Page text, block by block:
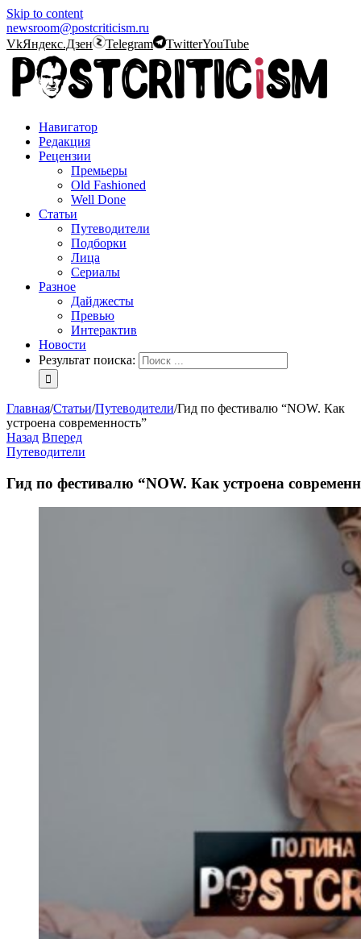
Skip to content
newsroom@postcriticism.ru
VkЯндекс.Дзен Telegram TwitterYouTube
Навигатор
Редакция
Рецензии
Премьеры
Old Fashioned
Well Done
Статьи
Путеводители
Подборки
Лица
Сериалы
Разное
Дайджесты
Превью
Интерактив
Новости
Результат поиска:
Главная/Статьи/Путеводители/Гид по фестивалю “NOW. Как
устроена современность”
Назад Вперед
Путеводители
Гид по фестивалю “NOW. Как устроена